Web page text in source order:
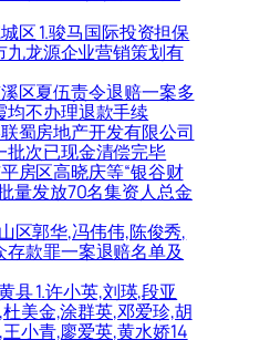
区 1.骏马国际投资担保
九龙源企业营销策划有
区夏伍责令退赔一案多
均不办理退款手续
蜀房地产开发有限公司
批次已现金清偿完毕
房区高晓庆等“银谷财
量发放70名集资人总金
区郭华,冯伟伟,陈俊秀,
款罪一案退赔名单及
县 1.许小英,刘瑛,段亚
美金,涂群英,邓爱珍,胡
小青,廖爱英,黄水娇14